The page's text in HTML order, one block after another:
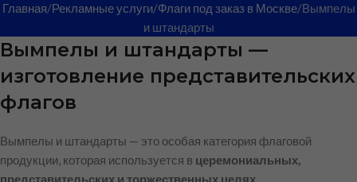
Главная Рекламные услуги Флаги под заказ в Москве Вымпелы
и штандарты
Вымпелы и штандарты —
изготовление представительских
флагов
Вымпелы и штандарты — это особая категория флаговой
продукции, которая используется в церемониальных,
представительских и торжественных целях.